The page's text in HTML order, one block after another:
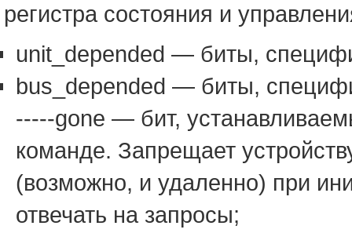
регистра состояния и
unit_depended — биты,
bus_depended — биты,
-----gone — бит,
команде. Запрещает
(возможно, и удаленно) при
отвечать на запросы;